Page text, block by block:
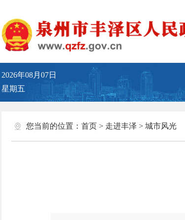
2026年08月07日
星期五
您当前的位置： 首页> 走进丰泽 > 城市风光